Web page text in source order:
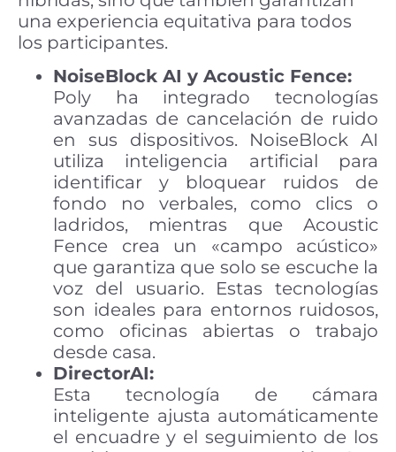
una experiencia equitativa para todos
los participantes.
NoiseBlock AI y Acoustic Fence:
Poly ha integrado tecnologías
avanzadas de cancelación de ruido
en sus dispositivos. NoiseBlock AI
utiliza inteligencia artificial para
identificar y bloquear ruidos de
fondo no verbales, como clics o
ladridos, mientras que Acoustic
Fence crea un «campo acústico»
que garantiza que solo se escuche la
voz del usuario. Estas tecnologías
son ideales para entornos ruidosos,
como oficinas abiertas o trabajo
desde casa.
DirectorAI:
Esta tecnología de cámara
inteligente ajusta automáticamente
el encuadre y el seguimiento de los